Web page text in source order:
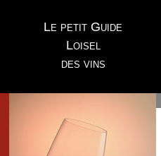
Le petit Guide
Loisel
des vins